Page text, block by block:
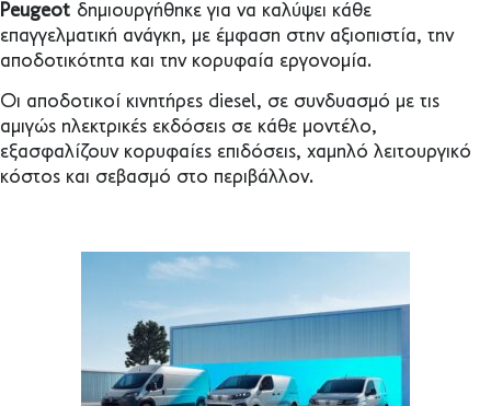
Peugeot δημιουργήθηκε για να καλύψει κάθε
επαγγελματική ανάγκη, με έμφαση στην αξιοπιστία, την
αποδοτικότητα και την κορυφαία εργονομία.
Οι αποδοτικοί κινητήρες diesel, σε συνδυασμό με τις
αμιγώς ηλεκτρικές εκδόσεις σε κάθε μοντέλο,
εξασφαλίζουν κορυφαίες επιδόσεις, χαμηλό λειτουργικό
κόστος και σεβασμό στο περιβάλλον.